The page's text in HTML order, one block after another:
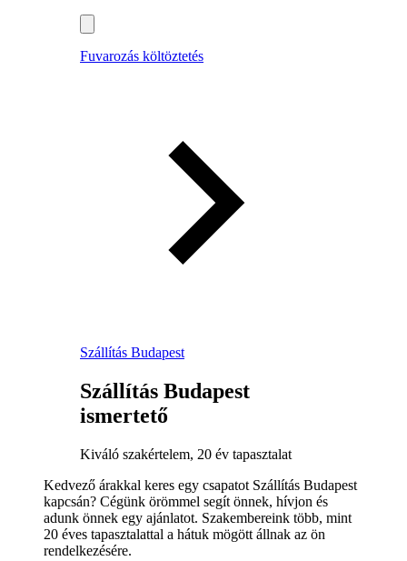
Fuvarozás költöztetés
Szállítás Budapest
Szállítás Budapest
ismertető
Kiváló szakértelem, 20 év tapasztalat
Kedvező árakkal keres egy csapatot Szállítás Budapest
kapcsán? Cégünk örömmel segít önnek, hívjon és
adunk önnek egy ajánlatot. Szakembereink több, mint
20 éves tapasztalattal a hátuk mögött állnak az ön
rendelkezésére.